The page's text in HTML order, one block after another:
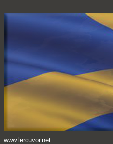
www.lerduvor.net